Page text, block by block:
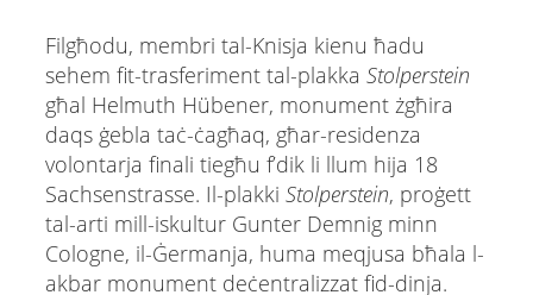
Filgħodu, membri tal-Knisja kienu ħadu
sehem fit-trasferiment tal-plakka Stolperstein
għal Helmuth Hübener, monument żgħira
daqs ġebla taċ-ċagħaq, għar-residenza
volontarja finali tiegħu f’dik li llum hija 18
Sachsenstrasse. Il-plakki Stolperstein, proġett
tal-arti mill-iskultur Gunter Demnig minn
Cologne, il-Ġermanja, huma meqjusa bħala l-
akbar monument deċentralizzat fid-dinja.